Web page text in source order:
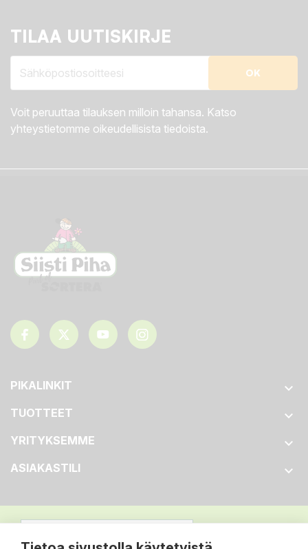
TILAA UUTISKIRJE
Voit peruuttaa tilauksen milloin tahansa. Katso
yhteystietomme oikeudellisista tiedoista.
PIKALINKIT 
TUOTTEET 
YRITYKSEMME 
ASIAKASTILI 